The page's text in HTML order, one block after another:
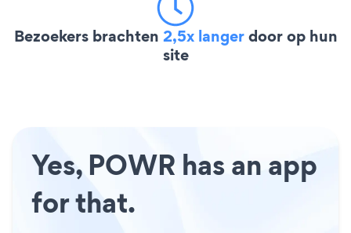
Bezoekers brachten 2,5x langerdoor op hun
site
Yes, POWR has an app
for that.